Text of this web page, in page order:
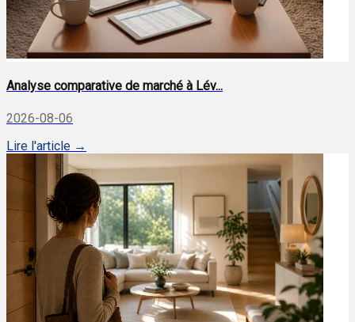
Analyse comparative de marché à Lév...
2026-08-06
Lire l'article →